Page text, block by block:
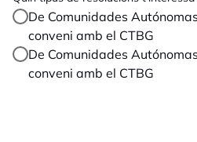
De Comunidades
conveni amb el CTBG
De Comunidades
conveni amb el CTBG